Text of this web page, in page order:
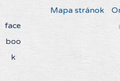
Mapa stránok
face
boo
k